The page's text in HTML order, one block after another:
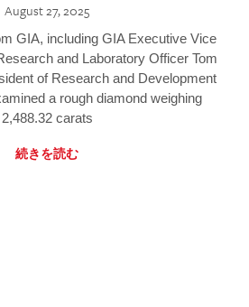
August 27, 2025
GIA, including GIA Executive Vice
and Laboratory Officer Tom
of Research and Development
a rough diamond weighing
2,488.32 carats
続きを読む